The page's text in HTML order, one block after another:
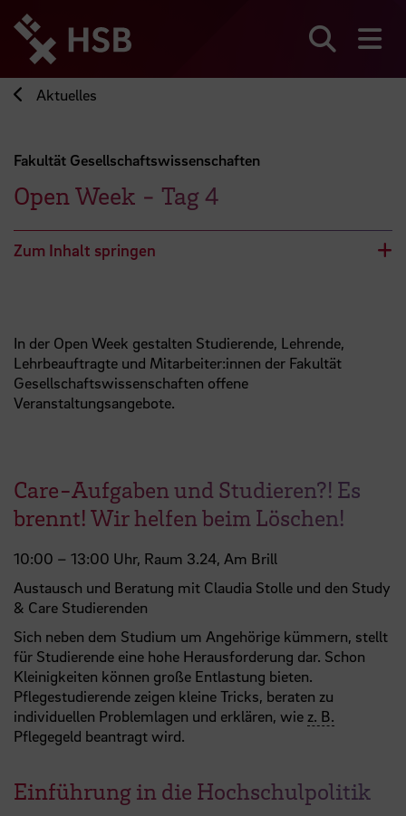
zum
Seiteninhalt
springen
Aktuelles
Fakultät Gesellschaftswissenschaften
Open Week - Tag 4
Zum Inhalt springen
In der Open Week gestalten Studierende, Lehrende,
Lehrbeauftragte und Mitarbeiter:innen der Fakultät
Gesellschaftswissenschaften offene
Veranstaltungsangebote.
Care-Aufgaben und Studieren?! Es
brennt! Wir helfen beim Löschen!
10:00 – 13:00 Uhr, Raum 3.24, Am Brill
Austausch und Beratung mit Claudia Stolle und den Study
& Care Studierenden
Sich neben dem Studium um Angehörige kümmern, stellt
für Studierende eine hohe Herausforderung dar. Schon
Kleinigkeiten können große Entlastung bieten.
Pflegestudierende zeigen kleine Tricks, beraten zu
individuellen Problemlagen und erklären, wie z. B.
Pflegegeld beantragt wird.
Einführung in die Hochschulpolitik